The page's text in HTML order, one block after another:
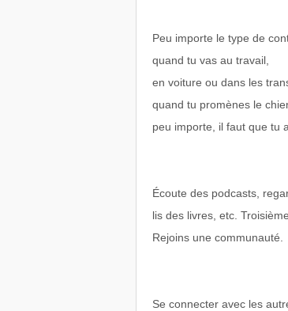
Peu importe le type de
quand tu vas au travail,
en voiture ou dans les
quand tu promènes le
peu importe, il faut que tu
Écoute des podcasts,
lis des livres, etc.
Rejoins une communauté.
Se connecter avec les